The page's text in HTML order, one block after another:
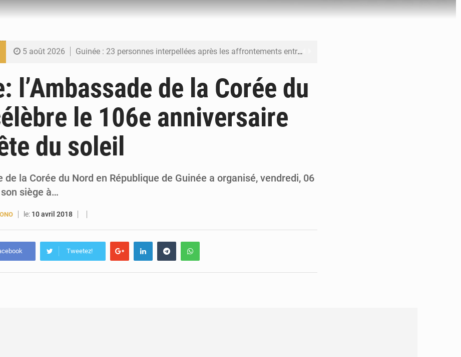
5 août 2026 Guinée : 23 personnes interpellées après les affrontements entre Bankoumana et Djoma Balandou à Mandiana
5 août 2026 Forces Vives en Guinée : la coalition critique la gestion de Mamadi Doumbouya
4 août 2026 Guinée : Conakry explore un partenariat avec le groupe égyptien The Arab Contractors pour accélérer ses grands projets
4 août 2026 Guinée : l’Assemblée nationale valide d’importants financements pour les mines, l’énergie et les infrastructures
l’Ambassade de la Corée du
le 106e anniversaire
du soleil
de la Corée du Nord en République de Guinée a organisé, vendredi, 06
siège à…
le: 10 avril 2018
Tweetez!